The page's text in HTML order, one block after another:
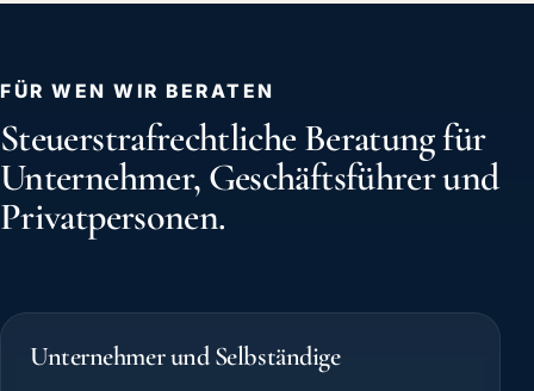
FÜR WEN WIR BERATEN
Steuerstrafrechtliche Beratung für
Unternehmer, Geschäftsführer und
Privatpersonen.
Unternehmer und Selbständige